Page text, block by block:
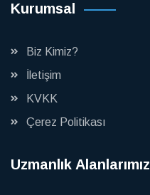
Kurumsal
Biz Kimiz?
İletişim
KVKK
Çerez Politikası
Uzmanlık Alanlarımız